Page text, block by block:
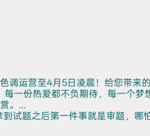
调运营至4月5日凌晨！给您带来
一份热爱都不负期待，每一个
。...
试题之后第一件事就是审题，哪